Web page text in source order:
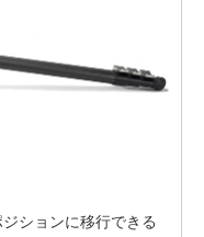
ションに移行できる